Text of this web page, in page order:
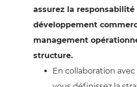
assurez la responsabilité
développement
management
structure.
En collaboration avec